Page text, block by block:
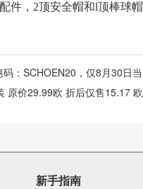
件，2顶安全帽和l顶棒球
：SCHOEN20，仅8月30日
原价29.99欧 折后仅售15.17
新手指南